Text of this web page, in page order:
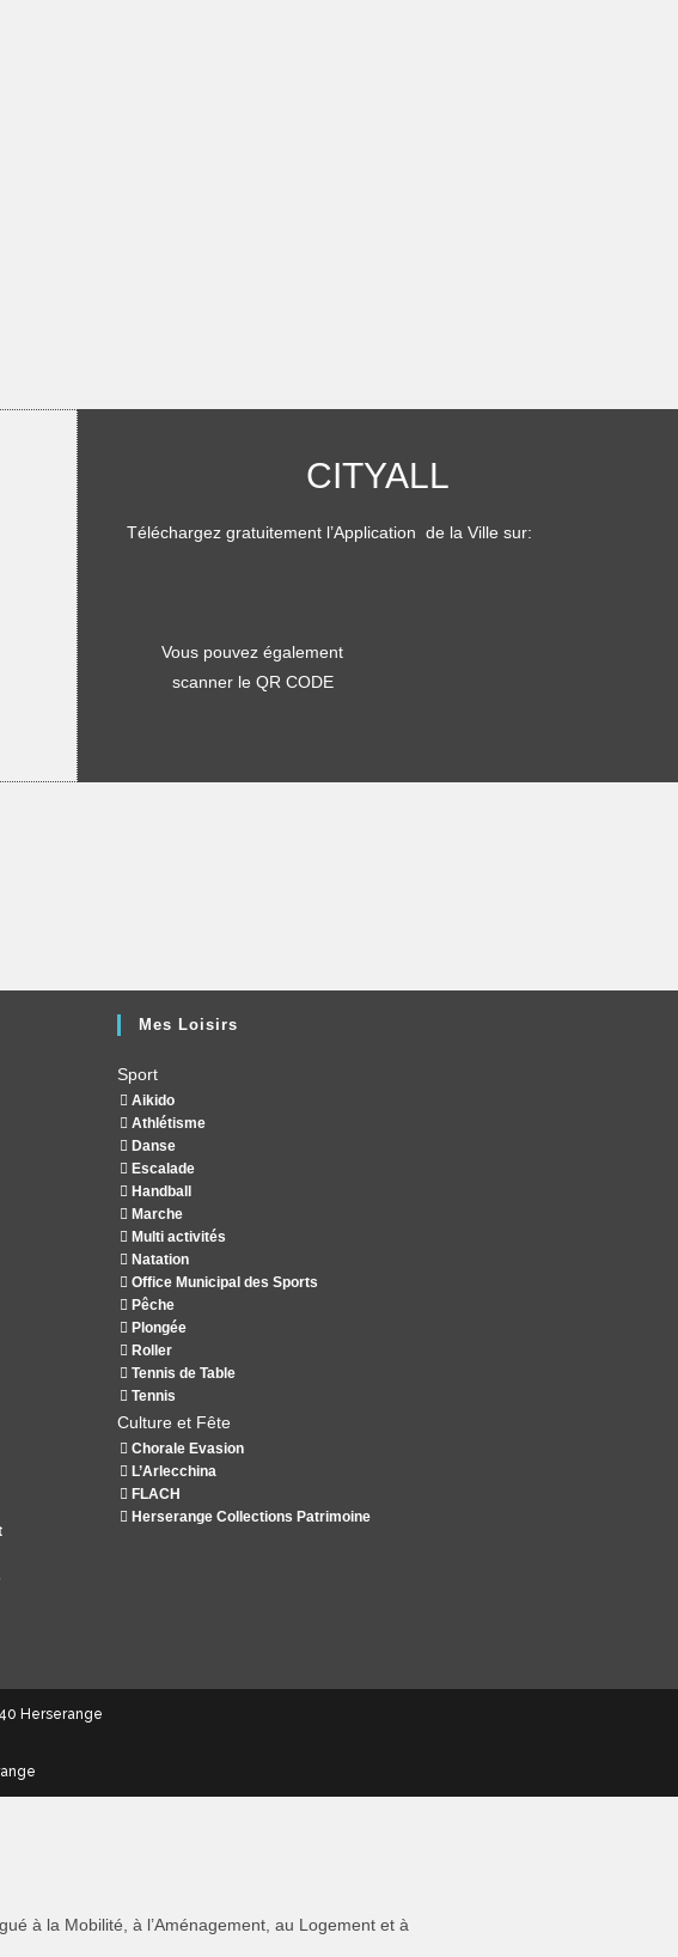
CITYALL
Téléchargez gratuitement l’Application de la Ville sur:
Vous pouvez également
scanner le QR CODE
Mes Loisirs
Sport
Aikido
Athlétisme
Danse
Escalade
Handball
Marche
Multi activités
Natation
Office Municipal des Sports
Pêche
Plongée
Roller
Tennis de Table
Tennis
Culture et Fête
Chorale Evasion
L’Arlecchina
FLACH
Herserange Collections Patrimoine
Herserange
à la Mobilité, à l’Aménagement, au Logement et à